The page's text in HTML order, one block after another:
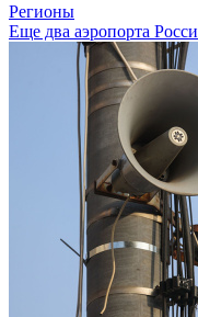
Регионы
Еще два аэропорта